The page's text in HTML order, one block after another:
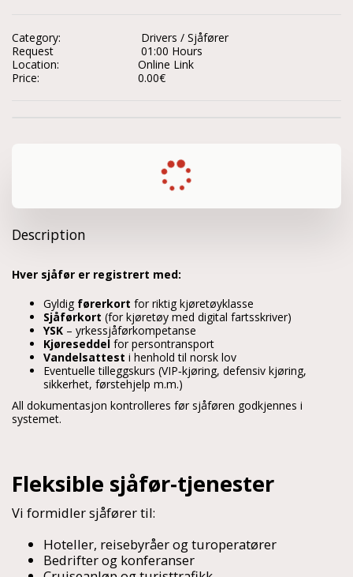
Category:
Drivers / Sjåfører
Request
01:00 Hours
Location:
Online Link
Price:
0.00€
Description
Hver sjåfør er registrert med:
Gyldig førerkort for riktig kjøretøyklasse
Sjåførkort (for kjøretøy med digital fartsskriver)
YSK – yrkessjåførkompetanse
Kjøreseddel for persontransport
Vandelsattest i henhold til norsk lov
Eventuelle tilleggskurs (VIP‑kjøring, defensiv kjøring,
sikkerhet, førstehjelp m.m.)
All dokumentasjon kontrolleres før sjåføren godkjennes i
systemet.
Fleksible sjåfør‑tjenester
Vi formidler sjåfører til:
Hoteller, reisebyråer og turoperatører
Bedrifter og konferanser